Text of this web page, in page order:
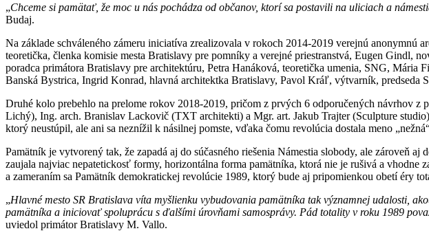
„Chceme si pamätať, že moc u nás pochádza od občanov, ktorí sa postavili na uliciach a
Budaj.
Na základe schváleného zámeru iniciatíva zrealizovala v rokoch 2014-2019 verejnú
teoretička, členka komisie mesta Bratislavy pre pomníky a verejné priestranstvá, Eugen Gindl,
poradca primátora Bratislavy pre architektúru, Petra Hanáková, teoretička umenia, SNG,
Banská Bystrica, Ingrid Konrad, hlavná architektka Bratislavy, Pavol Kráľ, výtvarník, predseda
Druhé kolo prebehlo na prelome rokov 2018-2019, pričom z prvých 6 odporučených návrhov
Lichý), Ing. arch. Branislav Lackovič (TXT architekti) a Mgr. art. Jakub Trajter (Sculpture
ktorý neustúpil, ale ani sa neznížil k násilnej pomste, vďaka čomu revolúcia dostala meno
Pamätník je vytvorený tak, že zapadá aj do súčasného riešenia Námestia slobody, ale
zaujala najviac nepatetickosť formy, horizontálna forma pamätníka, ktorá nie je rušivá a
a zameraním sa Pamätník demokratickej revolúcie 1989, ktorý bude aj pripomienkou obetí éry
„Hlavné mesto SR Bratislava víta myšlienku vybudovania pamätníka tak významnej udalosti,
pamätníka a iniciovať spoluprácu s ďalšími úrovňami samosprávy. Pád totality v roku 1989
uviedol primátor Bratislavy M. Vallo.